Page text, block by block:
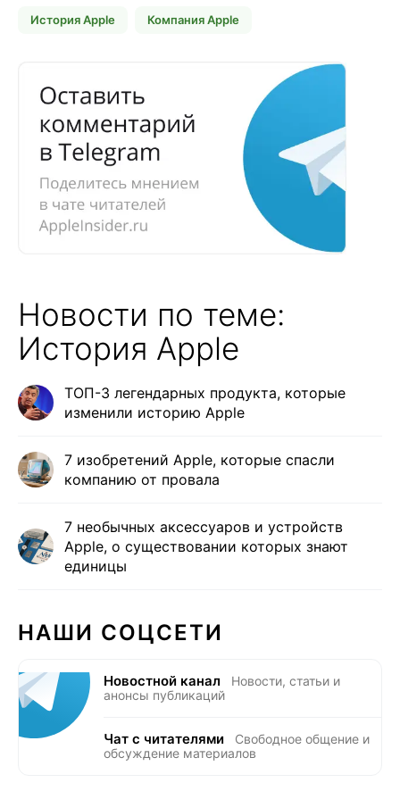
История Apple Компания Apple
Новости по теме:
История Apple
ТОП-3 легендарных продукта, которые
изменили историю Apple
7 изобретений Apple, которые спасли
компанию от провала
7 необычных аксессуаров и устройств
Apple, о существовании которых знают
единицы
НАШИ СОЦСЕТИ
Новостной канал
Новости, статьи и
анонсы публикаций
Чат с читателями
Свободное общение и
обсуждение материалов